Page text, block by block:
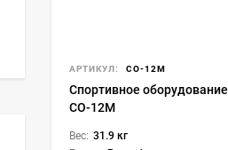
АРТИКУЛ: СО-12М
Спортивное оборудование
СО-12М
Вес: 31.9 кг